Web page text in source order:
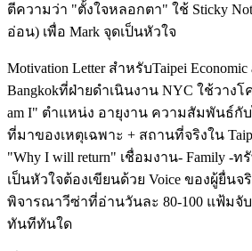
ตีความว่า "ตั้งใจหลอกตา" ใช้ Sticky
อ่อน) เพื่อ Mark จุดเป็นหัวใจ
Motivation Letter สำหรับTaipei Economic
Bangkokที่ฝ่ายดำเนินงาน NYC ใช้วางโ
am I" ตำแหน่ง อายุงาน ความสัมพันธ์กับ
ที่มาของเหตุเฉพาะ + สถานที่จริงใน
"Why I will return" เชื่อมงาน- Family -
เป็นหัวใจต้องเขียนด้วย Voice ของผู้ยื่นจ
พิจารณาวีซ่าที่อ่านวันละ 80-100 แฟ้มจับ
ทันทีทันใด